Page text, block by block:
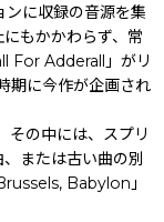
に収録の音源を集
もかかわらず、常
For Adderall」がリ
期に今作が企画され
その中には、スプリ
または古い曲の別
Babylon」